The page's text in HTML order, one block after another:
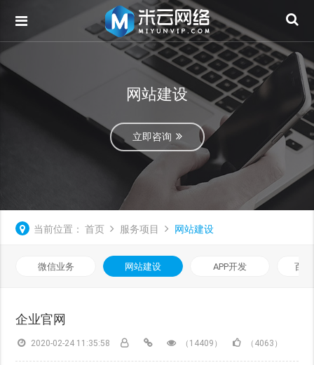
网站建设
立即咨询
当前位置： 首页 服务项目 网站建设
微信业务 网站建设 APP开发 百
企业官网
2020-02-24 11:35:58 （14409） （4063）